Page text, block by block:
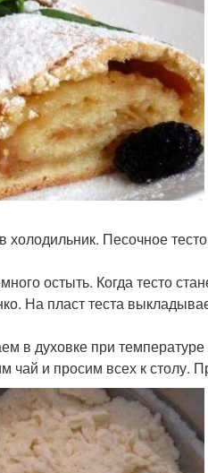
Песочное
остыть. Когда тесто
На пласт теста
в духовке при
и просим всех к столу.